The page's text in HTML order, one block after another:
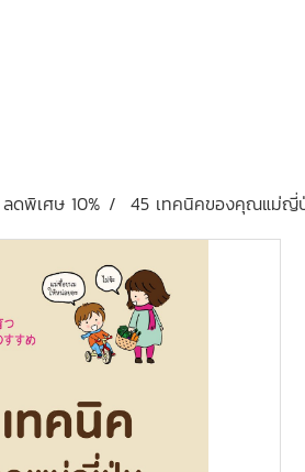
ลดพิเศษ 10% 45 เทคนิคของคุณแม่ญี่ปุ่